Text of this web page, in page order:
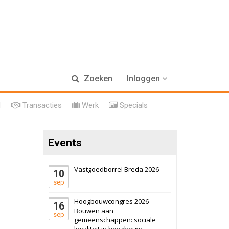
Zoeken Inloggen
Transacties Werk Specials
Events
10
sep
Vastgoedborrel Breda 2026
16
sep
Hoogbouwcongres 2026 -
Bouwen aan
gemeenschappen: sociale
17 september 2026
Voormalig
politiebureau
6 oktober 2026 Transformatieobject